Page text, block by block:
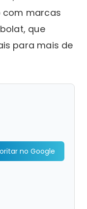
marcas
que
para mais de
no Google